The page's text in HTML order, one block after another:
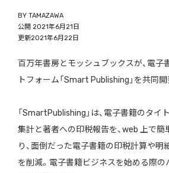
BY TAMAZAWA
公開 2021年6月21日
更新2021年6月22日
百万年書房とモッシュブックスが、電子
トフォーム「Smart Publishing」を共同開
「SmartPublishing」は、電子書籍のタイ
集計と著者への印税報告を、web 上で簡
り、面倒だった電子書籍の印税計算や明
を削減。電子書籍ビジネスを始める際